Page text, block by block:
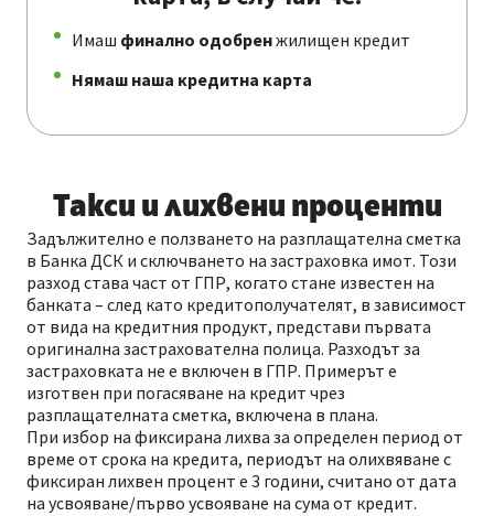
Имаш финално одобренжилищен кредит
Нямаш наша кредитна карта
Такси и лихвени проценти
Задължително е ползването на разплащателна сметка
в Банка ДСК и сключването на застраховка имот. Този
разход става част от ГПР, когато стане известен на
банката – след като кредитополучателят, в зависимост
от вида на кредитния продукт, представи първата
оригинална застрахователна полица. Разходът за
застраховката не е включен в ГПР. Примерът е
изготвен при погасяване на кредит чрез
разплащателната сметка, включена в плана.
При избор на фиксирана лихва за определен период от
време от срока на кредита, периодът на олихвяване с
фиксиран лихвен процент е 3 години, считано от дата
на усвояване/първо усвояване на сума от кредит.